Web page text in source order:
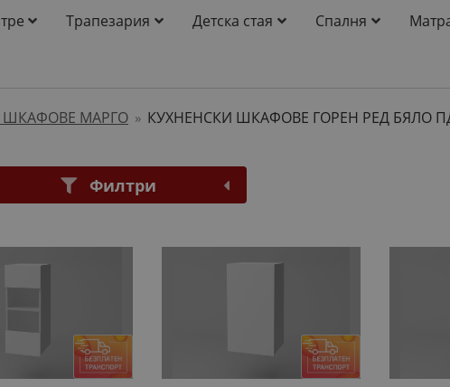
Трапезария Детска стая Спалня
ШКАФОВЕ МАРГО » КУХНЕНСКИ ШКАФОВЕ ГОРЕН РЕД БЯЛО
Филтри